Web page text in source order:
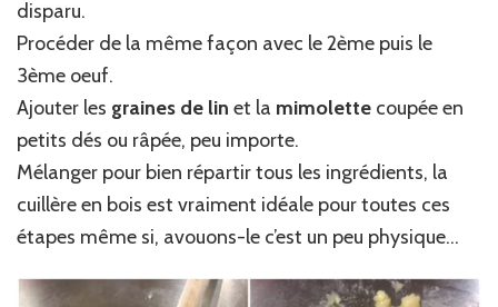
disparu.
Procéder de la même façon avec le 2ème puis le
3ème oeuf.
Ajouter les graines de lin et la mimolette coupée en
petits dés ou râpée, peu importe.
Mélanger pour bien répartir tous les ingrédients, la
cuillère en bois est vraiment idéale pour toutes ces
étapes même si, avouons-le c’est un peu physique…